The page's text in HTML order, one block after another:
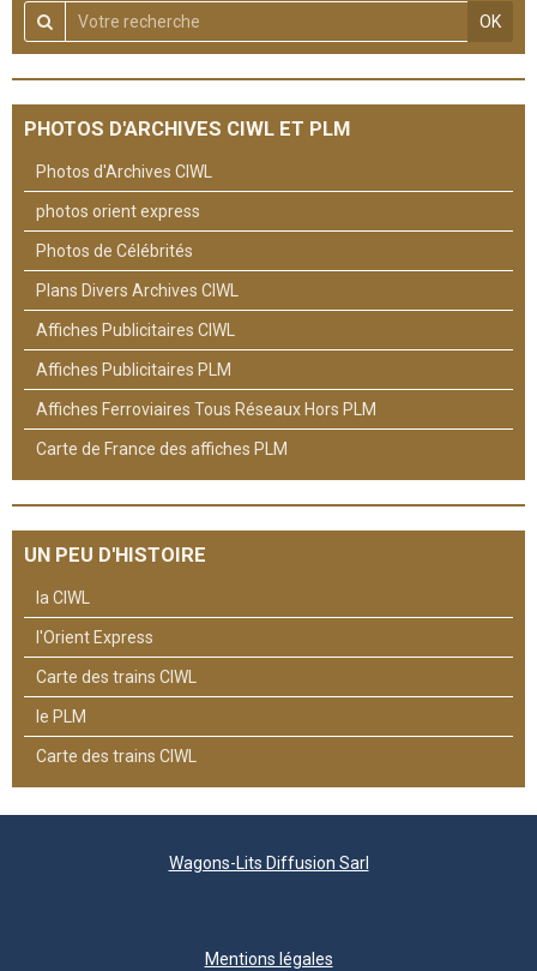
OK
PHOTOS D'ARCHIVES CIWL ET PLM
Photos d'Archives CIWL
photos orient express
Photos de Célébrités
Plans Divers Archives CIWL
Affiches Publicitaires CIWL
Affiches Publicitaires PLM
Affiches Ferroviaires Tous Réseaux Hors PLM
Carte de France des affiches PLM
UN PEU D'HISTOIRE
la CIWL
l'Orient Express
Carte des trains CIWL
le PLM
Carte des trains CIWL
Wagons-Lits Diffusion Sarl
Mentions légales